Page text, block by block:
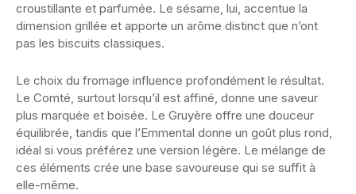
croustillante et parfumée. Le sésame, lui, accentue la
dimension grillée et apporte un arôme distinct que n’ont
pas les biscuits classiques.
Le choix du fromage influence profondément le résultat.
Le Comté, surtout lorsqu’il est affiné, donne une saveur
plus marquée et boisée. Le Gruyère offre une douceur
équilibrée, tandis que l’Emmental donne un goût plus rond,
idéal si vous préférez une version légère. Le mélange de
ces éléments crée une base savoureuse qui se suffit à
elle-même.